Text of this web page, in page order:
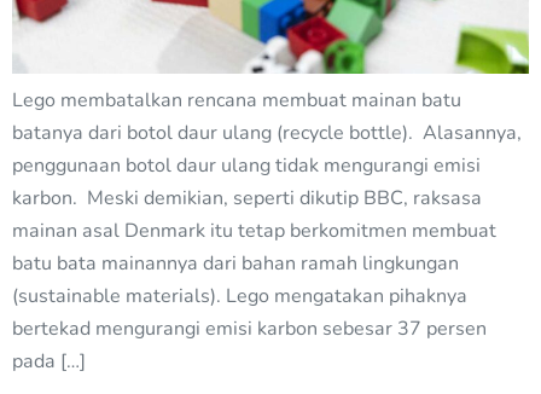
Lego membatalkan rencana membuat mainan batu
batanya dari botol daur ulang (recycle bottle). Alasannya,
penggunaan botol daur ulang tidak mengurangi emisi
karbon. Meski demikian, seperti dikutip BBC, raksasa
mainan asal Denmark itu tetap berkomitmen membuat
batu bata mainannya dari bahan ramah lingkungan
(sustainable materials). Lego mengatakan pihaknya
bertekad mengurangi emisi karbon sebesar 37 persen
pada […]